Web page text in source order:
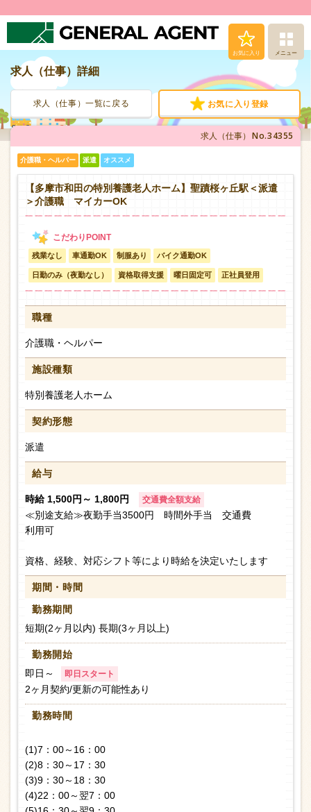
お気に入り メニュー
人材派遣サービス
転職支援サービス
登録から就業まで
お問い合わせ
求人（仕事）詳細
求人（仕事）一覧に戻る お気に入り登録
求人（仕事） No.34355
介護職・ヘルパー 派遣 オススメ
【多摩市和田の特別養護老人ホーム】聖蹟桜ヶ丘駅＜派遣
＞介護職 マイカーOK
残業なし 車通勤OK 制服あり バイク通勤OK
日勤のみ（夜勤なし） 資格取得支援 曜日固定可 正社員登用
職種
介護職・ヘルパー
施設種類
特別養護老人ホーム
契約形態
派遣
給与
時給 1,500円～ 1,800円 交通費全額支給
≪別途支給≫夜勤手当3500円 時間外手当 交通費
利用可
資格、経験、対応シフト等により時給を決定いたします
期間・時間
勤務期間
短期(2ヶ月以内) 長期(3ヶ月以上)
勤務開始
即日～
即日スタート
2ヶ月契約/更新の可能性あり
勤務時間
(1)7：00～16：00
(2)8：30～17：30
(3)9：30～18：30
(4)22：00～翌7：00